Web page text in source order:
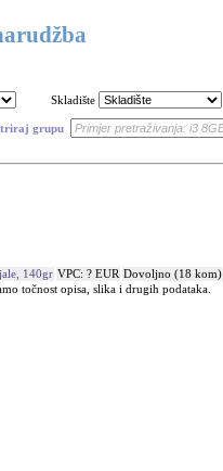
Skladište
grupu
140gr VPC: ? EUR Dovoljno (18 kom)
točnost opisa, slika i drugih podataka.